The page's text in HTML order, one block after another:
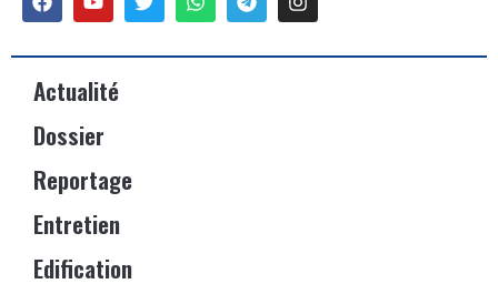
Actualité
Dossier
Reportage
Entretien
Edification